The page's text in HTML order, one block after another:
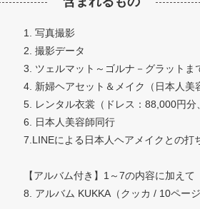
1. 写真撮影
2. 撮影データ
3. ツェルマット～ゴルナ－グラットま
4. 新婦ヘアセット＆メイク（日本人美
5. レンタル衣裳（ドレス：88,000円
6. 日本人美容師同行
7.LINEによる日本人ヘアメイクとの打
【アルバム付き】1～7の内容に加えて
8. アルバム KUKKA（クッカ / 10ペー